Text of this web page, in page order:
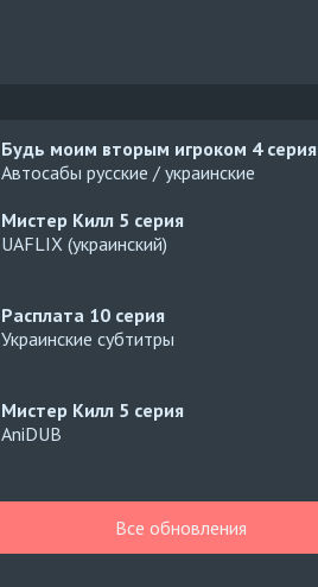
Будь моим вторым игроком 4 серия
Автосабы русские / украинские
Мистер Килл 5 серия
UAFLIX (украинский)
Расплата 10 серия
Украинские субтитры
Мистер Килл 5 серия
AniDUB
Все обновления